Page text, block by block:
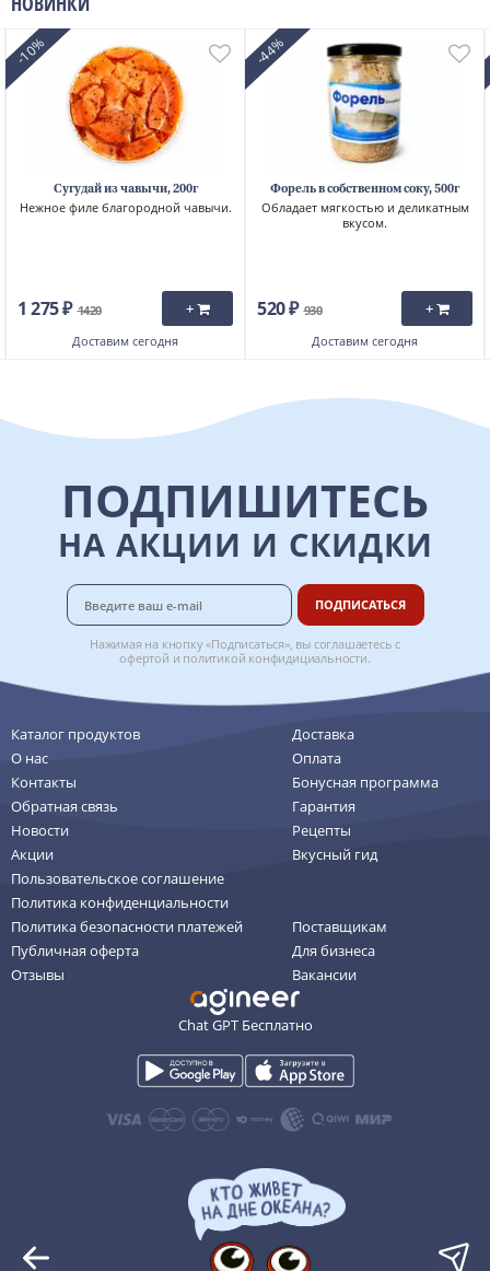
-10%
Сугудай из чавычи, 200г
Нежное филе благородной чавычи.
1 275 ₽ 1420 +
Доставим сегодня
-44%
Форель в собственном соку, 500г
Обладает мягкостью и деликатным
вкусом.
520 ₽ 930 +
Доставим сегодня
ПОДПИШИТЕСЬ
НА АКЦИИ И СКИДКИ
ПОДПИСАТЬСЯ
Нажимая на кнопку «Подписаться», вы соглашаетесь с
офертой и политикой конфидициальности.
Каталог продуктов
О нас
Контакты
Обратная связь
Новости
Акции
Пользовательское соглашение
Политика конфиденциальности
Политика безопасности платежей
Публичная оферта
Отзывы
Доставка
Оплата
Бонусная программа
Гарантия
Рецепты
Вкусный гид
Поставщикам
Для бизнеса
Вакансии
Chat GPT Бесплатно